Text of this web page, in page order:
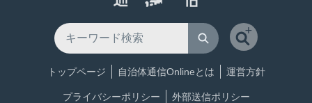
トップページ 自治体通信Onlineとは 運営方針
プライバシーポリシー 外部送信ポリシー